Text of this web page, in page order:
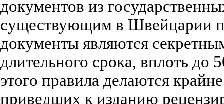
документов из
существующим в Швейцарии
документы являются
длительного срока, вплоть до
этого правила делаются
приведших к изданию